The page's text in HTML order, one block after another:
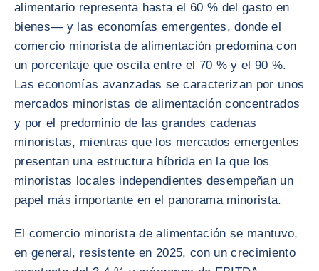
alimentario representa hasta el 60 % del gasto en
bienes— y las economías emergentes, donde el
comercio minorista de alimentación predomina con
un porcentaje que oscila entre el 70 % y el 90 %.
Las economías avanzadas se caracterizan por unos
mercados minoristas de alimentación concentrados
y por el predominio de las grandes cadenas
minoristas, mientras que los mercados emergentes
presentan una estructura híbrida en la que los
minoristas locales independientes desempeñan un
papel más importante en el panorama minorista.
El comercio minorista de alimentación se mantuvo,
en general, resistente en 2025, con un crecimiento